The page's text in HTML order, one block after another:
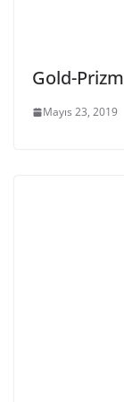
Gold-
Mayıs 23, 2019